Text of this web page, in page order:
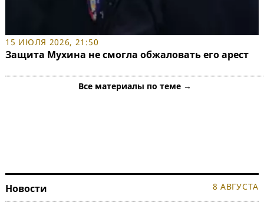
15 ИЮЛЯ 2026, 21:50
Защита Мухина не смогла обжаловать его арест
Все материалы по теме →
Новости 8 АВГУСТА